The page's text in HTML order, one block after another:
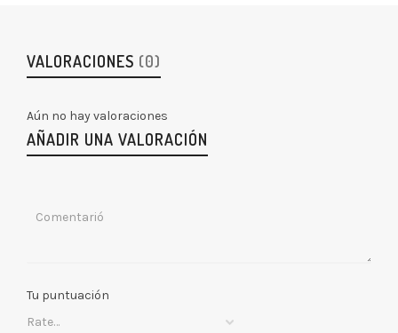
VALORACIONES (0)
Aún no hay valoraciones
AÑADIR UNA VALORACIÓN
Tu puntuación